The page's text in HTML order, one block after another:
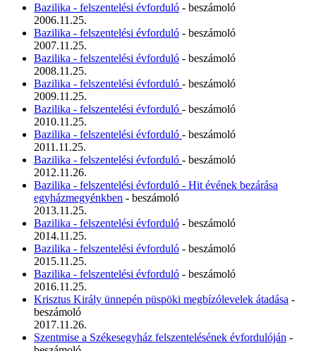
Bazilika - felszentelési évforduló - beszámoló
2006.11.25.
Bazilika - felszentelési évforduló - beszámoló
2007.11.25.
Bazilika - felszentelési évforduló - beszámoló
2008.11.25.
Bazilika - felszentelési évforduló - beszámoló
2009.11.25.
Bazilika - felszentelési évforduló - beszámoló
2010.11.25.
Bazilika - felszentelési évforduló - beszámoló
2011.11.25.
Bazilika - felszentelési évforduló - beszámoló
2012.11.26.
Bazilika - felszentelési évforduló - Hit évének bezárása
egyházmegyénkben - beszámoló
2013.11.25.
Bazilika - felszentelési évforduló - beszámoló
2014.11.25.
Bazilika - felszentelési évforduló - beszámoló
2015.11.25.
Bazilika - felszentelési évforduló - beszámoló
2016.11.25.
Krisztus Király ünnepén püspöki megbízólevelek átadása -
beszámoló
2017.11.26.
Szentmise a Székesegyház felszentelésének évfordulóján -